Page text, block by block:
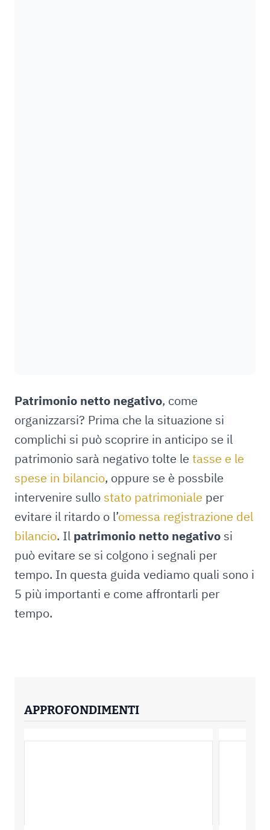
Patrimonio netto negativo, come
organizzarsi? Prima che la situazione si
complichi si può scoprire in anticipo se il
patrimonio sarà negativo tolte le tasse e le
spese in bilancio, oppure se è possbile
intervenire sullo stato patrimoniale per
evitare il ritardo o l’omessa registrazione del
bilancio. Il patrimonio netto negativo si
può evitare se si colgono i segnali per
tempo. In questa guida vediamo quali sono i
5 più importanti e come affrontarli per
tempo.
APPROFONDIMENTI